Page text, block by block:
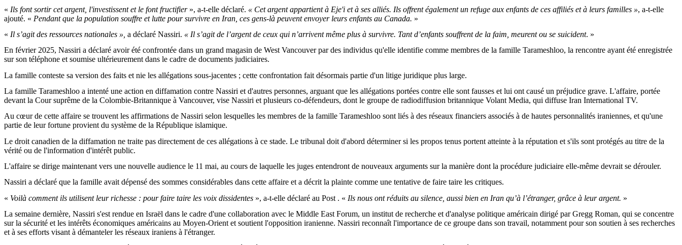
« Ils font sortir cet argent, l'investissent et le font fructifier», a-t-elle déclaré. « Cet argent appartient à Eje'i et à ses alliés. Ils offrent également un refuge aux enfants de ces affiliés et à leurs familles », a-t-elle
ajouté. « Pendant que la population souffre et lutte pour survivre en Iran, ces gens-là peuvent envoyer leurs enfants au Canada. »
« Il s’agit des ressources nationales », a déclaré Nassiri. « Il s’agit de l’argent de ceux qui n’arrivent même plus à survivre. Tant d’enfants souffrent de la faim, meurent ou se suicident. »
En février 2025, Nassiri a déclaré avoir été confrontée dans un grand magasin de West Vancouver par des individus qu'elle identifie comme membres de la famille Tarameshloo, la rencontre ayant été enregistrée
sur son téléphone et soumise ultérieurement dans le cadre de documents judiciaires.
La famille conteste sa version des faits et nie les allégations sous-jacentes ; cette confrontation fait désormais partie d'un litige juridique plus large.
La famille Tarameshloo a intenté une action en diffamation contre Nassiri et d'autres personnes, arguant que les allégations portées contre elle sont fausses et lui ont causé un préjudice grave. L'affaire, portée
devant la Cour suprême de la Colombie-Britannique à Vancouver, vise Nassiri et plusieurs co-défendeurs, dont le groupe de radiodiffusion britannique Volant Media, qui diffuse Iran International TV.
Au cœur de cette affaire se trouvent les affirmations de Nassiri selon lesquelles les membres de la famille Tarameshloo sont liés à des réseaux financiers associés à de hautes personnalités iraniennes, et qu'une
partie de leur fortune provient du système de la République islamique.
Le droit canadien de la diffamation ne traite pas directement de ces allégations à ce stade. Le tribunal doit d'abord déterminer si les propos tenus portent atteinte à la réputation et s'ils sont protégés au titre de la
vérité ou de l'information d'intérêt public.
L'affaire se dirige maintenant vers une nouvelle audience le 11 mai, au cours de laquelle les juges entendront de nouveaux arguments sur la manière dont la procédure judiciaire elle-même devrait se dérouler.
Nassiri a déclaré que la famille avait dépensé des sommes considérables dans cette affaire et a décrit la plainte comme une tentative de faire taire les critiques.
« Voilà comment ils utilisent leur richesse : pour faire taire les voix dissidentes », a-t-elle déclaré au Post . « Ils nous ont réduits au silence, aussi bien en Iran qu’à l’étranger, grâce à leur argent. »
La semaine dernière, Nassiri s'est rendue en Israël dans le cadre d'une collaboration avec le Middle East Forum, un institut de recherche et d'analyse politique américain dirigé par Gregg Roman, qui se concentre
sur la sécurité et les intérêts économiques américains au Moyen-Orient et soutient l'opposition iranienne. Nassiri reconnaît l'importance de ce groupe dans son travail, notamment pour son soutien à ses recherches
et à ses efforts visant à démanteler les réseaux iraniens à l'étranger.